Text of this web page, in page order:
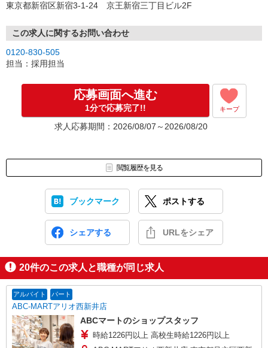
東京都新宿区新宿3-1-24 京王新宿三丁目ビル2F
この求人に関するお問い合わせ
0120-830-505
担当：採用担当
応募画面へ進む
1分で応募完了!! キープ
求人応募期間：2026/08/07～2026/08/20
閲覧履歴を見る
ブックマーク ポストする
シェアする URLをシェア
20件のこの求人と職種が同じ求人
アルバイト パート
ABC-MARTアリオ西新井店
ABCマートのショップスタッフ
時給1226円以上 高校生時給1226円以上